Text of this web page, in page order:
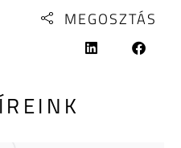
MEGOSZTÁS